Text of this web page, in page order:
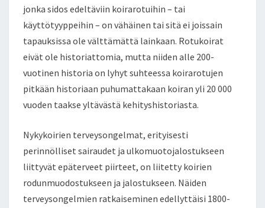
jonka sidos edeltäviin koirarotuihin – tai
käyttötyyppeihin – on vähäinen tai sitä ei joissain
tapauksissa ole välttämättä lainkaan. Rotukoirat
eivät ole historiattomia, mutta niiden alle 200-
vuotinen historia on lyhyt suhteessa koirarotujen
pitkään historiaan puhumattakaan koiran yli 20 000
vuoden taakse yltävästä kehityshistoriasta.
Nykykoirien terveysongelmat, erityisesti
perinnölliset sairaudet ja ulkomuotojalostukseen
liittyvät epäterveet piirteet, on liitetty koirien
rodunmuodostukseen ja jalostukseen. Näiden
terveysongelmien ratkaiseminen edellyttäisi 1800-